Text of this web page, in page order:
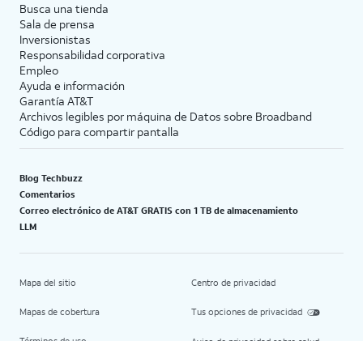
Busca una tienda
Sala de prensa
Inversionistas
Responsabilidad corporativa
Empleo
Ayuda e información
Garantía AT&T
Archivos legibles por máquina de Datos sobre Broadband
Código para compartir pantalla
Blog Techbuzz
Comentarios
Correo electrónico de AT&T GRATIS con 1 TB de almacenamiento
LLM
Mapa del sitio
Mapas de cobertura
Centro de privacidad
Tus opciones de privacidad